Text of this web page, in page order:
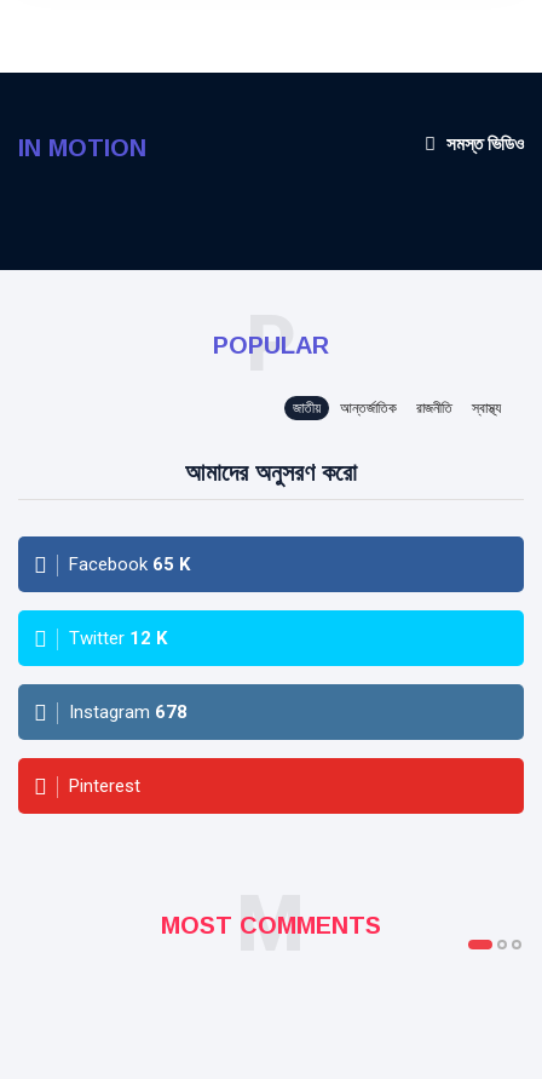
IN MOTION সমস্ত ভিডিও
POPULAR
P
জাতীয় আন্তর্জাতিক রাজনীতি স্বাস্থ্য
আমাদের অনুসরণ করো
Facebook 65 K
Twitter 12 K
Instagram 678
Pinterest
MOST COMMENTS
M